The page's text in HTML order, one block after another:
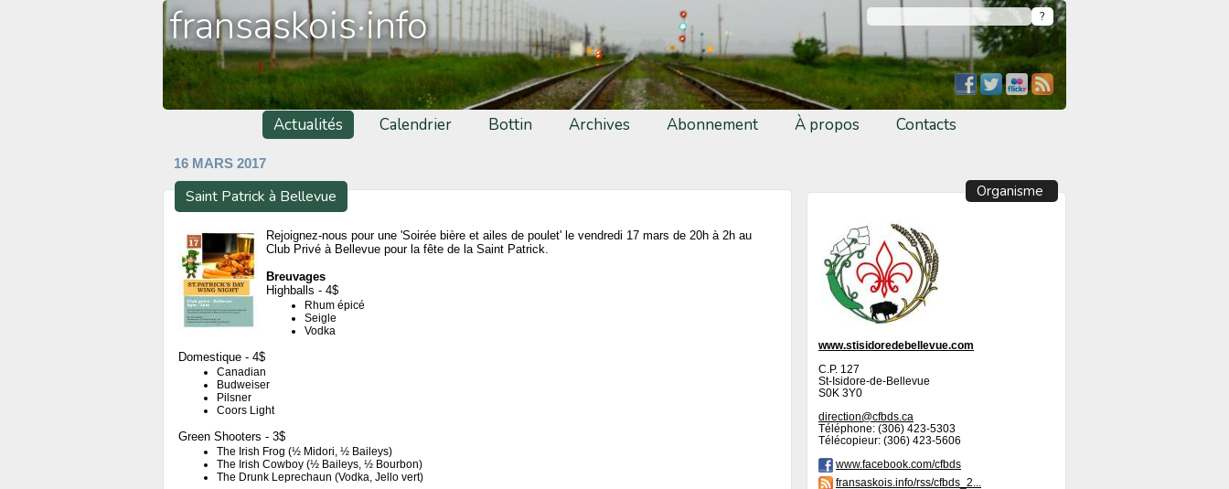
fransaskois·info
Actualités Calendrier Bottin Archives Abonnement À propos Contacts
16 MARS 2017
Saint Patrick à Bellevue
Rejoignez-nous pour une 'Soirée bière et ailes de poulet' le vendredi 17 mars de 20h à 2h au
Club Privé à Bellevue pour la fête de la Saint Patrick.
Breuvages
Highballs - 4$
Rhum épicé
Seigle
Vodka
Domestique - 4$
Canadian
Budweiser
Pilsner
Coors Light
Green Shooters - 3$
The Irish Frog (½ Midori, ½ Baileys)
The Irish Cowboy (½ Baileys, ½ Bourbon)
The Drunk Leprechaun (Vodka, Jello vert)
Organisme
www.stisidoredebellevue.com
C.P. 127
St-Isidore-de-Bellevue
S0K 3Y0
direction@cfbds.ca
Téléphone: (306) 423-5303
Télécopieur: (306) 423-5606
www.facebook.com/cfbds
fransaskois.info/rss/cfbds_2...